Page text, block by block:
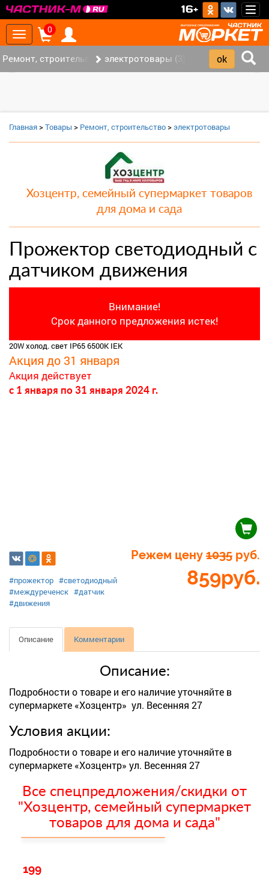
16+
Toggle
navigation
0
Ремонт, строительство (7)электротовары (3)
Главная>Товары > Ремонт, строительство>электротовары
Хозцентр, семейный супермаркет товаров
для дома и сада
Прожектор светодиодный с
датчиком движения
Внимание!
Срок данного предложения истек!
20W холод. свет IP65 6500К IEK
Акция до 31 января
Акция действует
c 1 января по 31 января 2024 г.
Режем цену 1035 руб.
859руб.
#прожектор #светодиодный
#междуреченск #датчик
#движения
Описание Комментарии
Описание:
Подробности о товаре и его наличие уточняйте в
супермаркете «Хозцентр» ул. Весенняя 27
Условия акции:
Подробности о товаре и его наличие уточняйте в
супермаркете «Хозцентр» ул. Весенняя 27
Все спецпредложения/скидки от
"Хозцентр, семейный супермаркет
товаров для дома и сада"
199
‹ ›